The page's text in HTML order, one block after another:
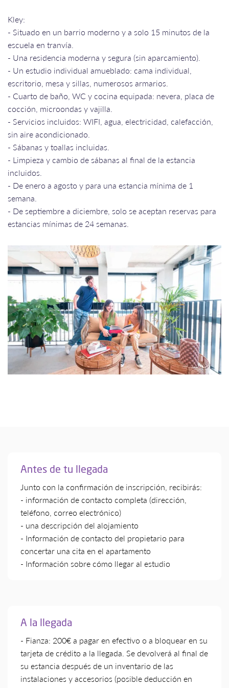
Kley:
- Situado en un barrio moderno y a solo 15 minutos de la
escuela en tranvía.
- Una residencia moderna y segura (sin aparcamiento).
- Un estudio individual amueblado: cama individual,
escritorio, mesa y sillas, numerosos armarios.
- Cuarto de baño, WC y cocina equipada: nevera, placa de
cocción, microondas y vajilla.
- Servicios incluidos: WIFI, agua, electricidad, calefacción,
sin aire acondicionado.
- Sábanas y toallas incluidas.
- Limpieza y cambio de sábanas al final de la estancia
incluidos.
- De enero a agosto y para una estancia mínima de 1
semana.
- De septiembre a diciembre, solo se aceptan reservas para
estancias mínimas de 24 semanas.
Antes de tu llegada
Junto con la confirmación de inscripción, recibirás:
- información de contacto completa (dirección,
teléfono, correo electrónico)
- una descripción del alojamiento
- Información de contacto del propietario para
concertar una cita en el apartamento
- Información sobre cómo llegar al estudio
A la llegada
- Fianza: 200€ a pagar en efectivo o a bloquear en su
tarjeta de crédito a la llegada. Se devolverá al final de
su estancia después de un inventario de las
instalaciones y accesorios (posible deducción en